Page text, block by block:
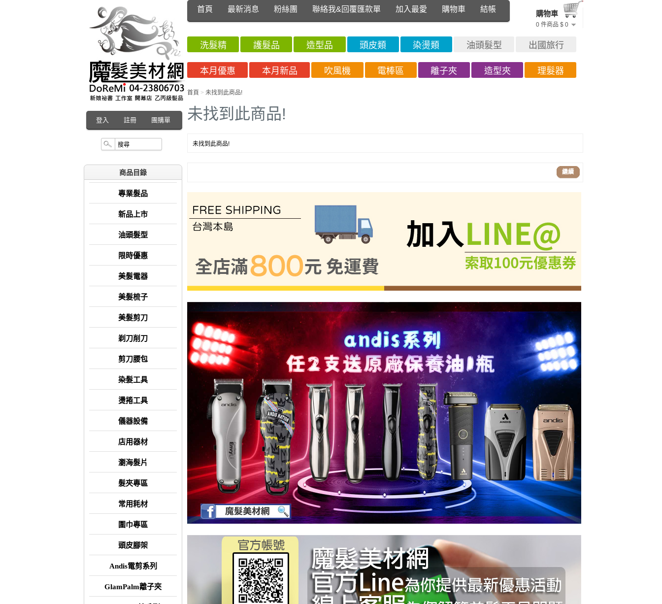
購物車
0 件商品 $ 0
登入 註冊 團購單
首頁 最新消息 粉絲團 聯絡我&回覆匯款單 加入最愛 購物車 結帳
商品目錄
專業髮品
新品上市
油頭髮型
限時優惠
美髮電器
美髮梳子
美髮剪刀
剃刀削刀
剪刀腰包
染髮工具
燙捲工具
儀器設備
店用器材
瀏海髮片
髮夾專區
常用耗材
圍巾專區
頭皮腳架
Andis電剪系列
GlamPalm離子夾
洗髮精 護髮品 造型品 頭皮類 染燙類 油頭髮型
出國旅行
本月優惠
本月新品 吹風機 電棒區 離子夾 造型夾 理髮器
首頁 > 未找到此商品!
未找到此商品!
未找到此商品!
繼續